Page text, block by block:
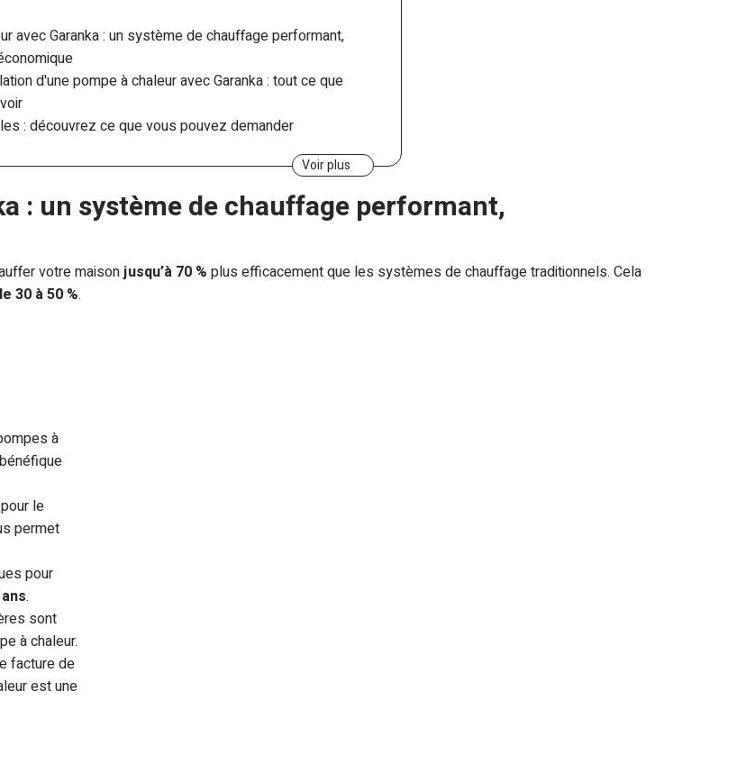
avec Garanka : un système de chauffage performant,
d'une pompe à chaleur avec Garanka : tout ce que
: découvrez ce que vous pouvez demander
: l'efficacité, la rapidité et la proximité à votre service
Garanka sur Évreux
les plus vendues
Voir plus
: un système de chauffage performant,
votre maisonjusqu’à 70 % plus efficacement que les systèmes de chauffage traditionnels. Cela
30 à 50 %.
à
le
permet
pour
.
sont
à chaleur.
facture de
est une